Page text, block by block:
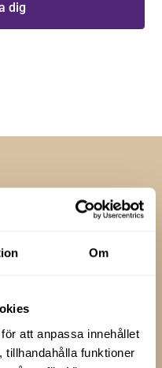
Om
att anpassa innehållet
tillhandahålla funktioner
på vårt